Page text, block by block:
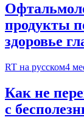
продукты
здоровье
RT на русском4
Как не
с